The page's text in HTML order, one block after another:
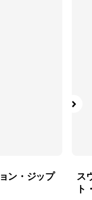
ン・ジップ
ス
ト